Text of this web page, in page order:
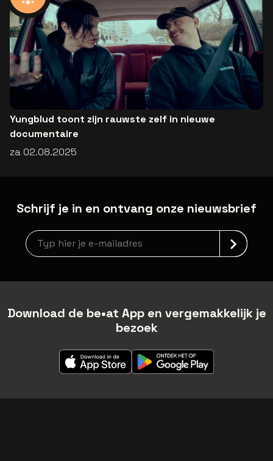
Yungblud toont zijn rauwste zelf in nieuwe
documentaire
za 02.08.2025
Schrijf je in en ontvang onze nieuwsbrief
Nieuwsbrief aanmelding
Download de be•at App en vergemakkelijk je
bezoek